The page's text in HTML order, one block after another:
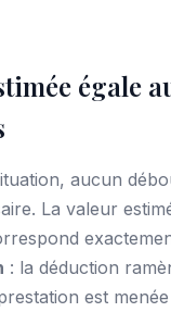
égale
aucun
La valeur
: la déduction
est